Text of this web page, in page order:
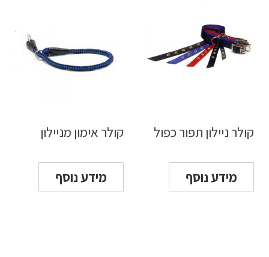
קולר ניילון תפור כפול
מידע נוסף
קולר אימון מניילון
מידע נוסף